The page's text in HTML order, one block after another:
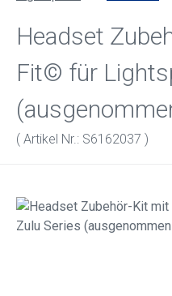
Headset
Fit© für
( Artikel Nr.: S6162037 )
Bildergalerie überspringen